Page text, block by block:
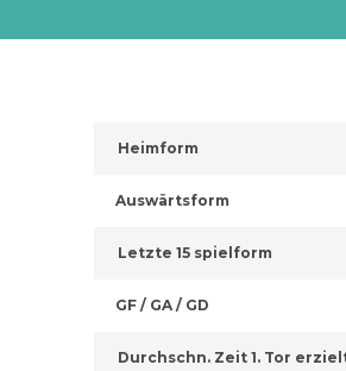
Heimform
Auswärtsform
Letzte 15 spielform
GF / GA / GD
Durchschn. Zeit 1. Tor